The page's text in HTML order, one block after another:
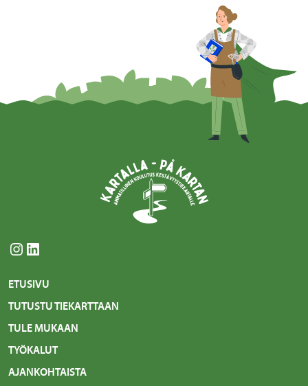
Instagram LinkedIn
ETUSIVU
TUTUSTU TIEKARTTAAN
TULE MUKAAN
TYÖKALUT
AJANKOHTAISTA